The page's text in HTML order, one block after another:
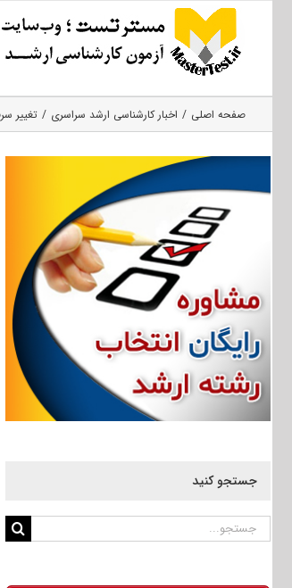
صفحه اصلی اخبار کارشناسی ارشد سراسری تغییر
جستجو کنید
جستجو